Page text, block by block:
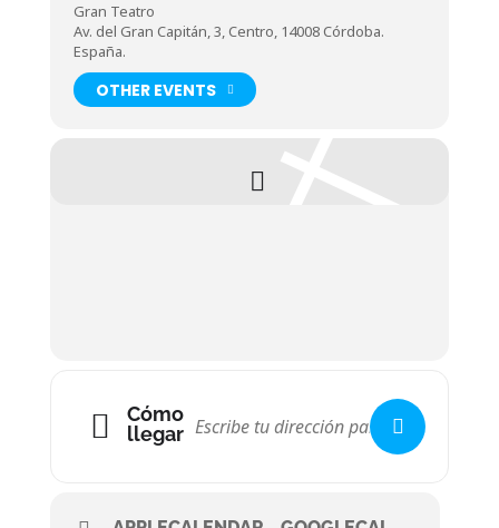
Gran Teatro
Av. del Gran Capitán, 3, Centro, 14008 Córdoba.
España.
OTHER EVENTS
Cómo
llegar